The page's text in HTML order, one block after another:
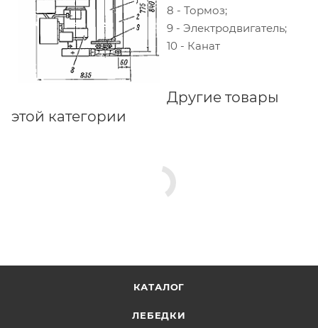
8 - Тормоз;
9 - Электродвигатель;
10 - Канат
Другие товары
этой категории
КАТАЛОГ
ЛЕБЕДКИ